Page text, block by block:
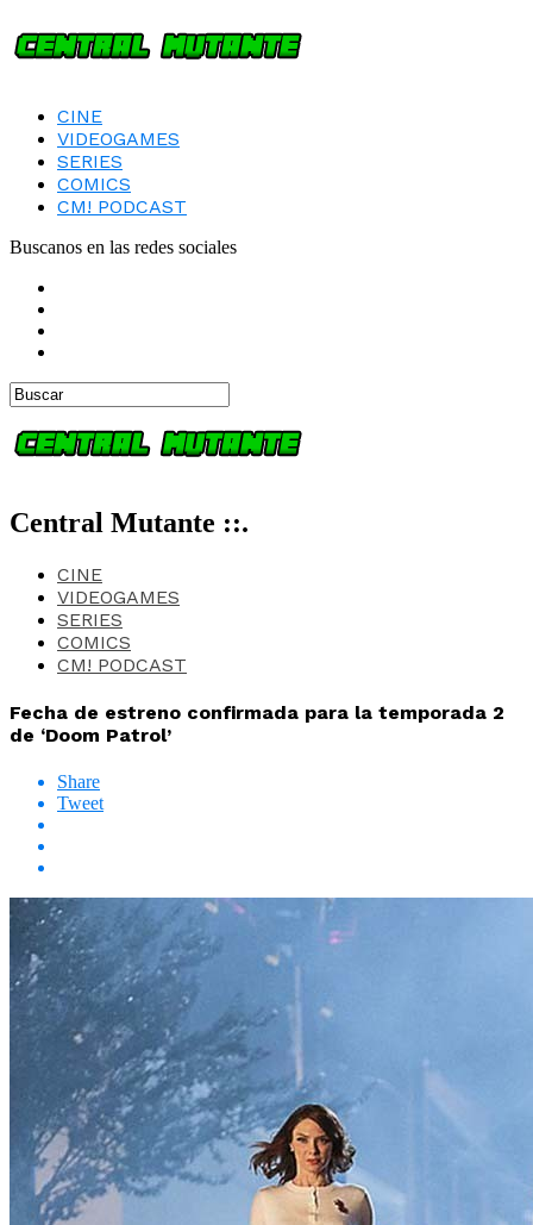
CINE
VIDEOGAMES
SERIES
COMICS
CM! PODCAST
Buscanos en las redes sociales
Central Mutante ::.
CINE
VIDEOGAMES
SERIES
COMICS
CM! PODCAST
Fecha de estreno confirmada para la temporada 2
de ‘Doom Patrol’
Share
Tweet